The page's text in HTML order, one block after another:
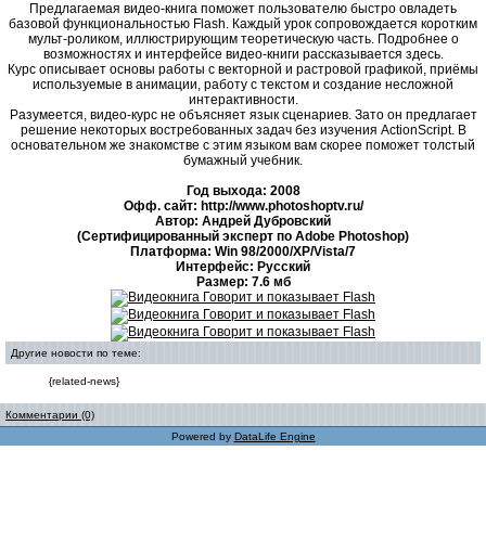
Предлагаемая видео-книга поможет пользователю быстро овладеть
базовой функциональностью Flash. Каждый урок сопровождается коротким
мульт-роликом, иллюстрирующим теоретическую часть. Подробнее о
возможностях и интерфейсе видео-книги рассказывается здесь.
Курс описывает основы работы с векторной и растровой графикой, приёмы
используемые в анимации, работу с текстом и создание несложной
интерактивности.
Разумеется, видео-курс не объясняет язык сценариев. Зато он предлагает
решение некоторых востребованных задач без изучения ActionScript. В
основательном же знакомстве с этим языком вам скорее поможет толстый
бумажный учебник.
Год выхода: 2008
Офф. сайт: http://www.photoshoptv.ru/
Автор: Андрей Дубровский
(Сертифицированный эксперт по Adobe Photoshop)
Платформа: Win 98/2000/XP/Vista/7
Интерфейс: Русский
Размер: 7.6 мб
Другие новости по теме:
{related-news}
Комментарии (0)
Powered by DataLife Engine